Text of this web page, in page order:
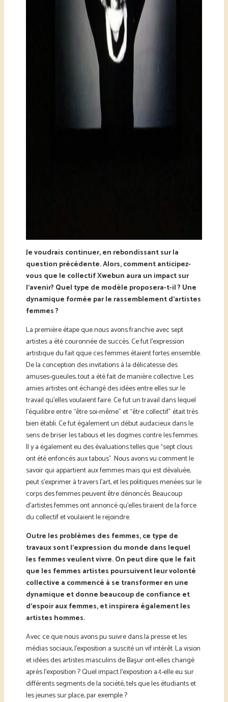
Je voudrais continuer, en rebondissant sur la
question précédente. Alors, comment anticipez-
vous que le collectif Xwebun aura un impact sur
l’avenir? Quel type de modèle proposera-t-il ? Une
dynamique formée par le rassemblement d’artistes
femmes ?
La première étape que nous avons franchie avec sept
artistes a été couronnée de succès. Ce fut l’expression
artistique du fait qque ces femmes étaient fortes ensemble.
De la conception des invitations à la délicatesse des
amuses-gueules, tout a été fait de manière collective. Les
amies artistes ont échangé des idées entre elles sur le
travail qu’elles voulaient faire. Ce fut un travail dans lequel
l’équilibre entre “être soi-même” et “être collectif” était très
bien établi. Ce fut également un début audacieux dans le
sens de briser les tabous et les dogmes contre les femmes.
Il y a également eu des évaluations telles que “sept clous
ont été enfoncés aux tabous”. Nous avons vu comment le
savoir qui appartient aux femmes mais qui est dévaluée,
peut s’exprimer à travers l’art, et les politiques menées sur le
corps des femmes peuvent être dénoncés. Beaucoup
d’artistes femmes ont annoncé qu’elles tiraient de la force
du collectif et voulaient le rejoindre.
Outre les problèmes des femmes, ce type de
travaux sont l’expression du monde dans lequel
les femmes veulent vivre. On peut dire que le fait
que les femmes artistes poursuivent leur volonté
collective a commencé à se transformer en une
dynamique et donne beaucoup de confiance et
d’espoir aux femmes, et inspirera également les
artistes hommes.
Avec ce que nous avons pu suivre dans la presse et les
médias sociaux, l’exposition a suscité un vif intérêt. La vision
et idées des artistes masculins de Başur ont-elles changé
après l’exposition ? Quel impact l’exposition a-t-elle eu sur
différents segments de la société, tels que les étudiants et
les jeunes sur place, par exemple ?